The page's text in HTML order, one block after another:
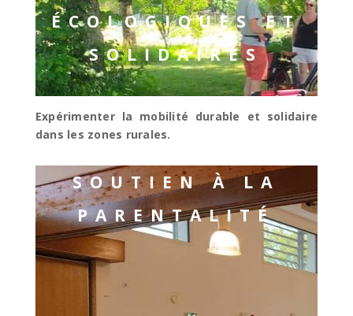
ÉCOLOGIQUES ET
SOLIDAIRES
Expérimenter la mobilité durable et solidaire
dans les zones rurales.
SOUTIEN À LA
PARENTALITÉ